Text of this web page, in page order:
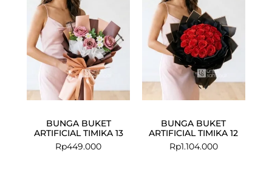
BUNGA BUKET
ARTIFICIAL TIMIKA 13
Rp449.000
BUNGA BUKET
ARTIFICIAL TIMIKA 12
Rp1.104.000